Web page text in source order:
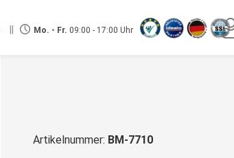
Mo. - Fr. 09:00 - 17:00 Uhr
Artikelnummer: BM-7710